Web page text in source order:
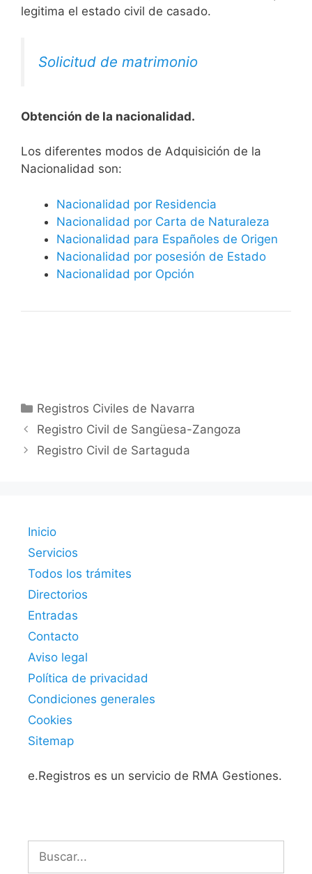
legitima el estado civil de casado.
Solicitud de matrimonio
Obtención de la nacionalidad.
​​​Los diferentes modos de Adquisición de la
Nacionalidad son:
Nacionalidad por Residencia
Nacionalidad por Carta de Naturaleza
Nacionalidad para Españoles de Origen
Nacionalidad por posesión de Estado
Nacionalidad por Opción
Categorías
Registros Civiles de Navarra
Registro Civil de Sangüesa-Zangoza
Registro Civil de Sartaguda
Inicio
Servicios
Todos los trámites
Directorios
Entradas
Contacto
Aviso legal
Política de privacidad
Condiciones generales
Cookies
Sitemap
e.Registros es un servicio de RMA Gestiones.
Buscar: